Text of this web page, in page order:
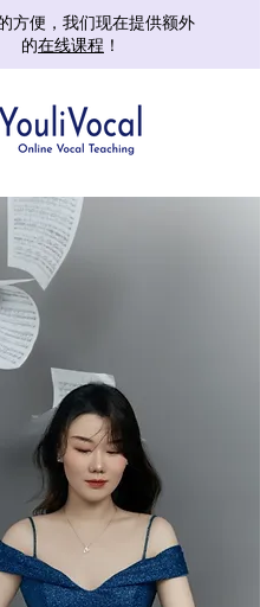
方便，我们现在提供额外
的在线课程 ！